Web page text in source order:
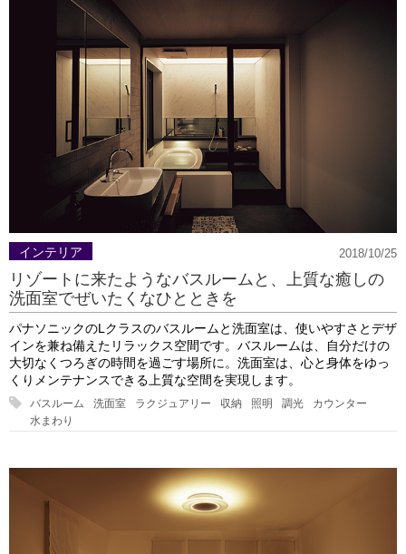
インテリア
リゾートに来たようなバスルームと、上質な癒しの
洗面室でぜいたくなひとときを
2018/10/25
パナソニックのLクラスのバスルームと洗面室は、使いやすさとデザ
インを兼ね備えたリラックス空間です。バスルームは、自分だけの
大切なくつろぎの時間を過ごす場所に。洗面室は、心と身体をゆっ
くりメンテナンスできる上質な空間を実現します。
バスルーム 洗面室 ラクジュアリー 収納 照明 調光
カウンター
水まわり